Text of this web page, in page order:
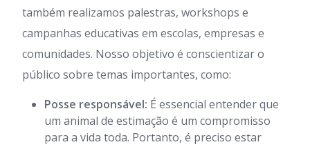
também realizamos palestras, workshops e
campanhas educativas em escolas, empresas e
comunidades. Nosso objetivo é conscientizar o
público sobre temas importantes, como:
Posse responsável: É essencial entender que
um animal de estimação é um compromisso
para a vida toda. Portanto, é preciso estar